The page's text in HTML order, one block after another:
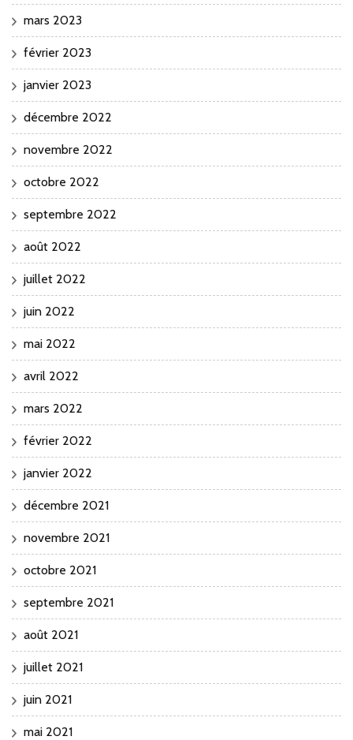
mars 2023
février 2023
janvier 2023
décembre 2022
novembre 2022
octobre 2022
septembre 2022
août 2022
juillet 2022
juin 2022
mai 2022
avril 2022
mars 2022
février 2022
janvier 2022
décembre 2021
novembre 2021
octobre 2021
septembre 2021
août 2021
juillet 2021
juin 2021
mai 2021